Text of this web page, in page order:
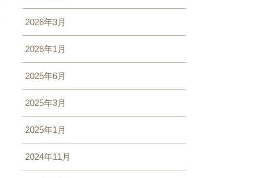
2026年3月
2026年1月
2025年6月
2025年3月
2025年1月
2024年11月